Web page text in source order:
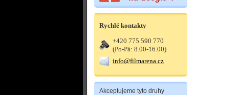
Rychlé kontakty
+420 775 590 770
(Po-Pá: 8.00-16.00)
info@filmarena.cz
Akceptujeme tyto druhy